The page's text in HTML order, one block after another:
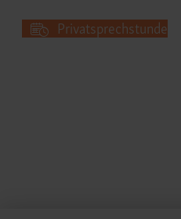
Privatsprechstunde